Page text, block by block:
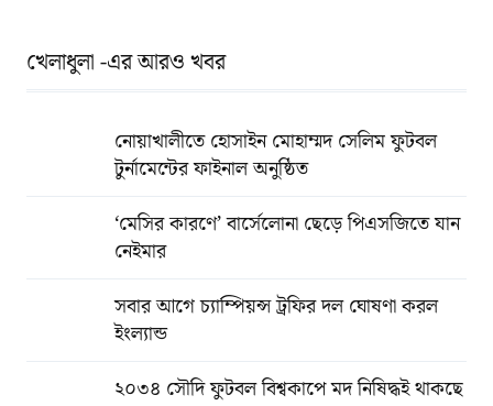
খেলাধুলা -এর আরও খবর
নোয়াখালীতে হোসাইন মোহাম্মদ সেলিম ফুটবল
টুর্নামেন্টের ফাইনাল অনুষ্ঠিত
‘মেসির কারণে’ বার্সেলোনা ছেড়ে পিএসজিতে যান
নেইমার
সবার আগে চ্যাম্পিয়ন্স ট্রফির দল ঘোষণা করল
ইংল্যান্ড
২০৩৪ সৌদি ফুটবল বিশ্বকাপে মদ নিষিদ্ধই থাকছে